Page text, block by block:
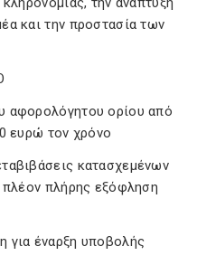
και την προστασία των
αφορολόγητου ορίου από
ευρώ τον χρόνο
κατασχεμένων
πλέον πλήρης εξόφληση
για έναρξη υποβολής